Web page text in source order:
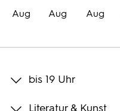
Aug Aug Aug
bis 19 Uhr
Literatur & Kunst